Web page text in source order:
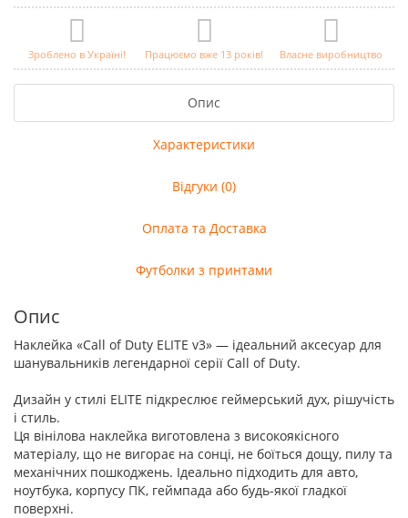
Зроблено в Україні! Працюємо вже 13 років! Власне виробництво
Опис
Характеристики
Відгуки (0)
Оплата та Доставка
Футболки з принтами
Опис
Наклейка «Call of Duty ELITE v3» — ідеальний аксесуар для
шанувальників легендарної серії Call of Duty.
Дизайн у стилі ELITE підкреслює геймерський дух, рішучість
і стиль.
Ця вінілова наклейка виготовлена з високоякісного
матеріалу, що не вигорає на сонці, не боїться дощу, пилу та
механічних пошкоджень. Ідеально підходить для авто,
ноутбука, корпусу ПК, геймпада або будь-якої гладкої
поверхні.